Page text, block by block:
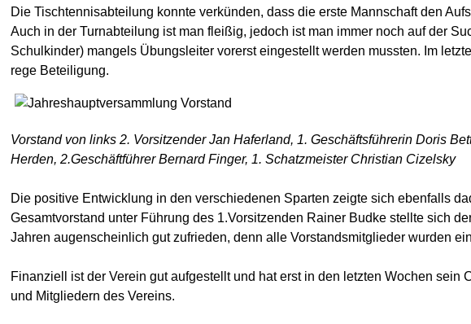
Die Tischtennisabteilung konnte verkünden, dass die erste Mannschaft den
Auch in der Turnabteilung ist man fleißig, jedoch ist man immer noch auf der
Schulkinder) mangels Übungsleiter vorerst eingestellt werden mussten. Im
rege Beteiligung.
Vorstand von links 2. Vorsitzender Jan Haferland, 1. Geschäftsführerin Doris
Herden, 2.Geschäftführer Bernard Finger, 1. Schatzmeister Christian Cizelsky
Die positive Entwicklung in den verschiedenen Sparten zeigte sich ebenfalls
Gesamtvorstand unter Führung des 1.Vorsitzenden Rainer Budke stellte sich
Jahren augenscheinlich gut zufrieden, denn alle Vorstandsmitglieder wurden
Finanziell ist der Verein gut aufgestellt und hat erst in den letzten Wochen
und Mitgliedern des Vereins.